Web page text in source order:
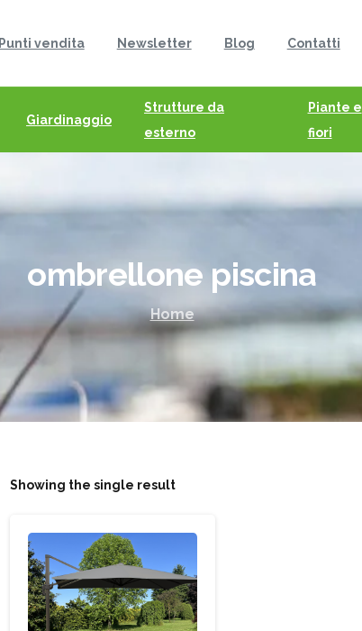
Punti vendita Newsletter Blog Contatti
Giardinaggio
Strutture da
esterno
Piante e
fiori
ombrellone piscina
Home
Showing the single result